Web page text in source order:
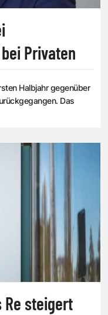
Privaten
Halbjahr gegenüber
Das
steigert